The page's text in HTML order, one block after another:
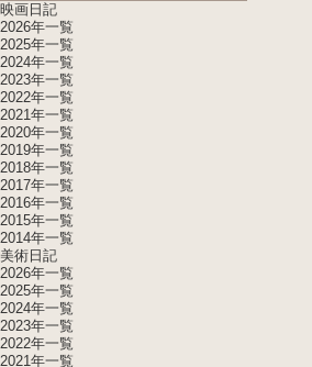
映画日記
2026年一覧
2025年一覧
2024年一覧
2023年一覧
2022年一覧
2021年一覧
2020年一覧
2019年一覧
2018年一覧
2017年一覧
2016年一覧
2015年一覧
2014年一覧
美術日記
2026年一覧
2025年一覧
2024年一覧
2023年一覧
2022年一覧
2021年一覧